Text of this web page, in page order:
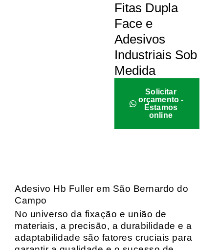
Fitas Dupla
Face e
Adesivos
Industriais Sob
Medida
Solicitar
orçamento -
Estamos
online
Adesivo Hb Fuller em São Bernardo do
Campo
No universo da fixação e união de
materiais, a precisão, a durabilidade e a
adaptabilidade são fatores cruciais para